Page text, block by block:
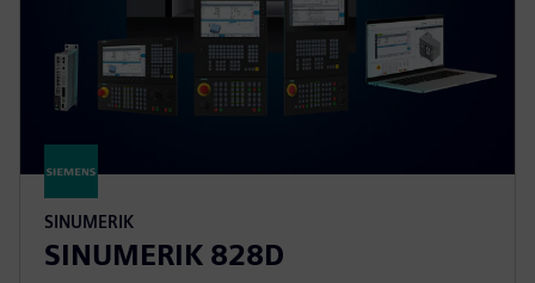
SINUMERIK
SINUMERIK 828D